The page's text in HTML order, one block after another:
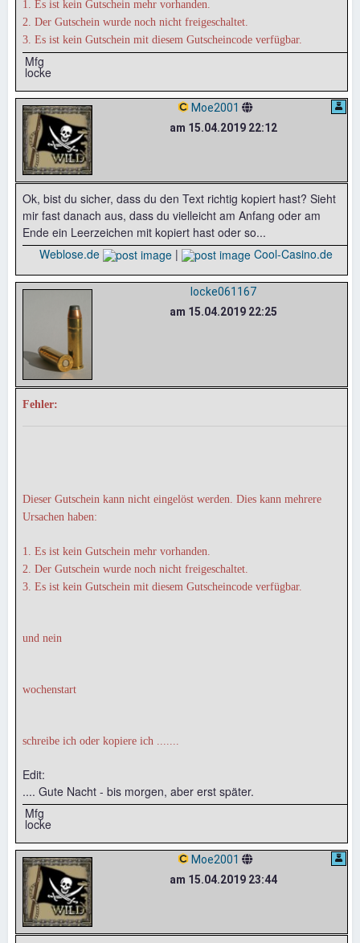
1. Es ist kein Gutschein mehr vorhanden.
2. Der Gutschein wurde noch nicht freigeschaltet.
3. Es ist kein Gutschein mit diesem Gutscheincode verfügbar.
Mfg
locke
Moe2001
am 15.04.2019 22:12
Ok, bist du sicher, dass du den Text richtig kopiert hast? Sieht
mir fast danach aus, dass du vielleicht am Anfang oder am
Ende ein Leerzeichen mit kopiert hast oder so...
Weblose.de
| Cool-Casino.de
locke061167
am 15.04.2019 22:25
Fehler:
Dieser Gutschein kann nicht eingelöst werden. Dies kann mehrere
Ursachen haben:
1. Es ist kein Gutschein mehr vorhanden.
2. Der Gutschein wurde noch nicht freigeschaltet.
3. Es ist kein Gutschein mit diesem Gutscheincode verfügbar.
und nein
wochenstart
schreibe ich oder kopiere ich .......
Edit:
.... Gute Nacht - bis morgen, aber erst später.
Mfg
locke
Moe2001
am 15.04.2019 23:44